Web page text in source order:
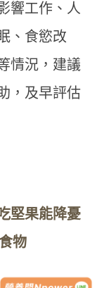
響工作、人
、食慾改
情況，建議
，及早評估
堅果能降憂
物